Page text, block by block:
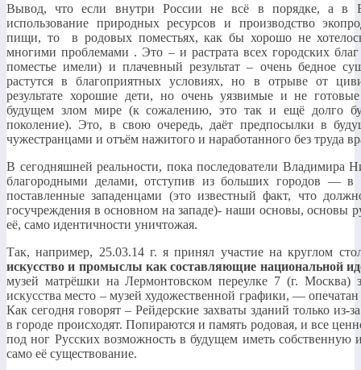
Вывод, что если внутри России не всё в порядке, а в
использование природных ресурсов и производство
пищи, то в родовых поместьях, как бы хорошо не
многими проблемами . Это – и растрата всех городских
поместье имели) и плачевный результат – очень бедное
растутся в благоприятных условиях, но в отрыве от
результате хорошие дети, но очень уязвимые и не
будущем злом мире (к сожалению, это так и ещё долго
поколение). Это, в свою очередь, даёт предпосылки в
чужестранцами и отъём нажитого и наработанного без труда
В сегодняшней реальности, пока последователи Владимира
благородными делами, отступив из больших городов — в
поставленные западенцами (это известный факт, что
госучреждения в основном на западе)- наши основы, основы
её, само идентичности уничтожая.
Так, например, 25.03.14 г. я принял участие на круглом
искусство и промыслы как составляющие национальной
музей матрёшки на Лермонтовском переулке 7 (г. Москва)
искусства место – музей художественной графики, — опечатан
Как сегодня говорят – Рейдерские захваты зданий только из-
в городе происходят. Попираются и память родовая, и все
под ног Русских возможность в будущем иметь собственную
само её существование.